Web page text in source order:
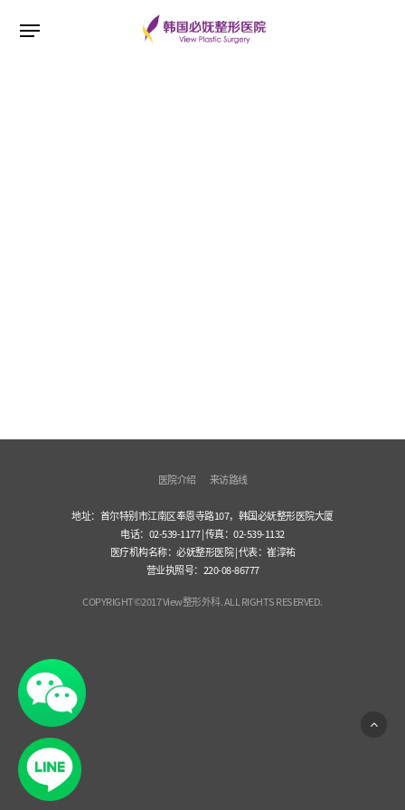
医院介绍 来访路线
地址：首尔特别市江南区奉恩寺路107，韩国必妩整形医院大厦
电话：02-539-1177 | 传真：02-539-1132
医疗机构名称：必妩整形医院 | 代表：崔淳祐
营业执照号：220-08-86777
COPYRIGHT©2017 View整形外科. ALL RIGHTS RESERVED.